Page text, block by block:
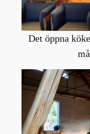
Det öppna